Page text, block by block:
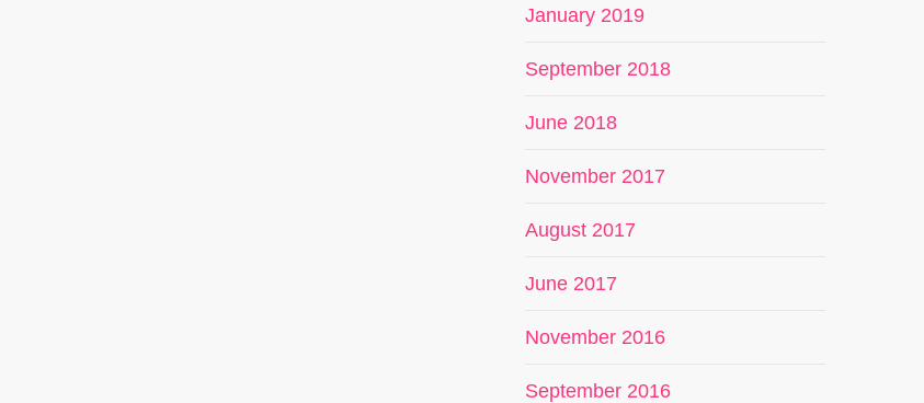
January 2019
September 2018
June 2018
November 2017
August 2017
June 2017
November 2016
September 2016